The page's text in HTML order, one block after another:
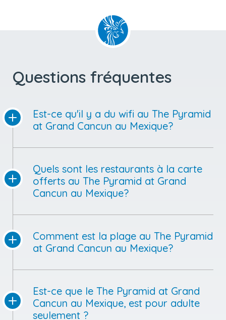
Questions fréquentes
Est-ce qu'il y a du wifi au The Pyramid
at Grand Cancun au Mexique?
Quels sont les restaurants à la carte
offerts au The Pyramid at Grand
Cancun au Mexique?
Comment est la plage au The Pyramid
at Grand Cancun au Mexique?
Est-ce que le The Pyramid at Grand
Cancun au Mexique, est pour adulte
seulement ?